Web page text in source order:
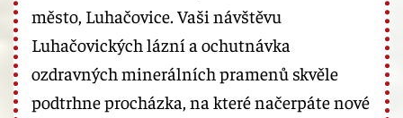
město, Luhačovice. Vaši návštěvu
Luhačovických lázní a ochutnávka
ozdravných minerálních pramenů skvěle
podtrhne procházka, na které načerpáte nové